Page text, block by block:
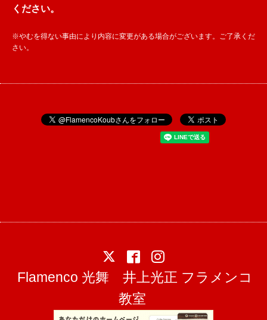
ください。
※やむを得ない事由により内容に変更がある場合がございます。ご了承くだ
さい。
Flamenco 光舞 井上光正 フラメンコ
教室